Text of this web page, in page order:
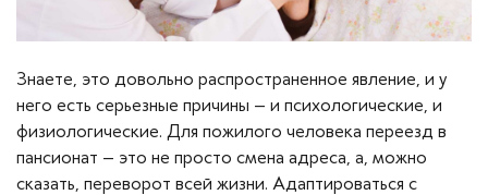
Знаете, это довольно распространенное явление, и у
него есть серьезные причины – и психологические, и
физиологические. Для пожилого человека переезд в
пансионат – это не просто смена адреса, а, можно
сказать, переворот всей жизни. Адаптироваться с